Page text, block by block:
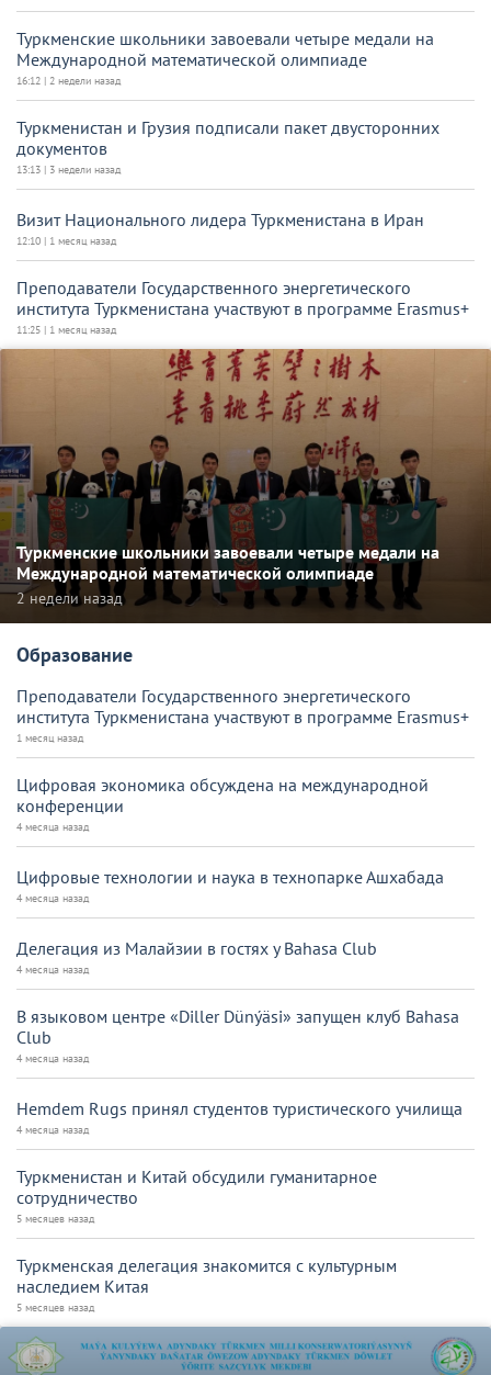
Туркменские школьники завоевали четыре медали на
Международной математической олимпиаде
16:12 | 2 недели назад
Туркменистан и Грузия подписали пакет двусторонних
документов
13:13 | 3 недели назад
Визит Национального лидера Туркменистана в Иран
12:10 | 1 месяц назад
Преподаватели Государственного энергетического
института Туркменистана участвуют в программе Erasmus+
11:25 | 1 месяц назад
Туркменские школьники завоевали четыре медали на
Международной математической олимпиаде
2 недели назад
Образование
Преподаватели Государственного энергетического
института Туркменистана участвуют в программе Erasmus+
1 месяц назад
Цифровая экономика обсуждена на международной
конференции
4 месяца назад
Цифровые технологии и наука в технопарке Ашхабада
4 месяца назад
Делегация из Малайзии в гостях у Bahasa Club
4 месяца назад
В языковом центре «Diller Dünýäsi» запущен клуб Bahasa
Club
4 месяца назад
Hemdem Rugs принял студентов туристического училища
4 месяца назад
Туркменистан и Китай обсудили гуманитарное
сотрудничество
5 месяцев назад
Туркменская делегация знакомится с культурным
наследием Китая
5 месяцев назад